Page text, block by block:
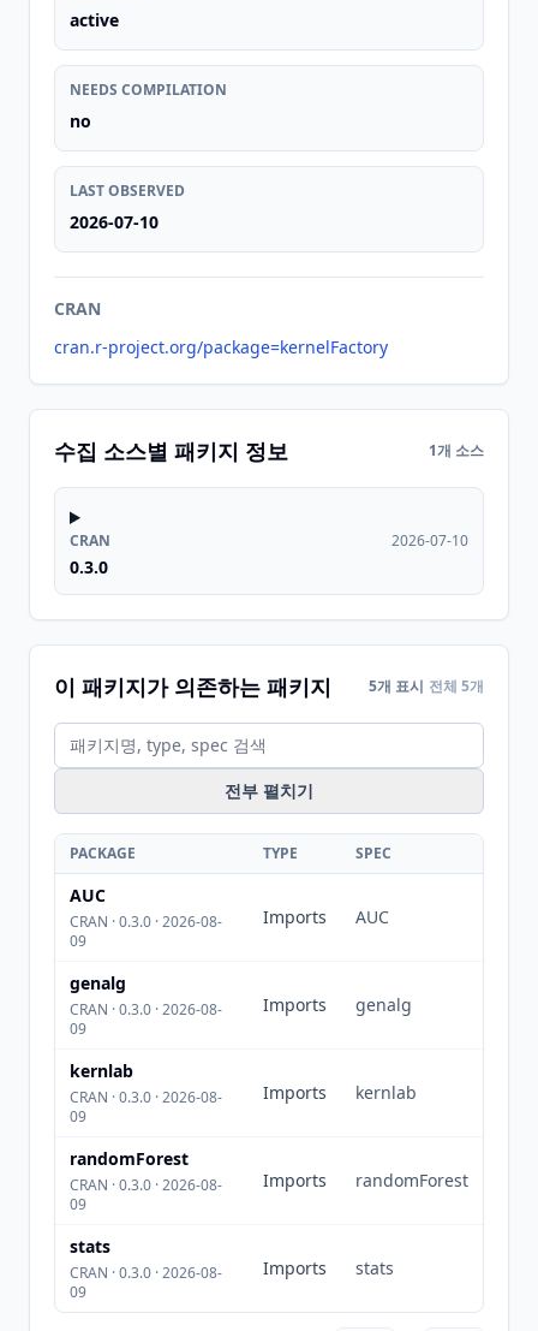
active
NEEDS COMPILATION
no
LAST OBSERVED
2026-07-10
CRAN
cran.r-project.org/package=kernelFactory
수집 소스별 패키지 정보 1개 소스
CRAN
0.3.0
2026-07-10
이 패키지가 의존하는 패키지 5개 표시 전체 5개
전부 펼치기
PACKAGE TYPE SPEC
AUC
CRAN · 0.3.0 · 2026-08-
09
Imports AUC
genalg
CRAN · 0.3.0 · 2026-08-
09
Imports genalg
kernlab
CRAN · 0.3.0 · 2026-08-
09
Imports kernlab
randomForest
CRAN · 0.3.0 · 2026-08-
09
Imports randomForest
stats
CRAN · 0.3.0 · 2026-08-
09
Imports stats